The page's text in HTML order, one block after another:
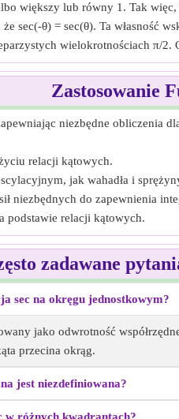
większy lub równy 1. Tak więc,
sec(-θ) = sec(θ). Ta własność
wielokrotnościach π/
Zastosowanie
niezbędne obliczenia
relacji kątowych.
jak wahadła i
niezbędnych do zapewnienia
podstawie relacji kątowych.
zadawane
sec na okręgu jednostkowym?
jako odwrotność
przecina okrąg.
jest niezdefiniowana?